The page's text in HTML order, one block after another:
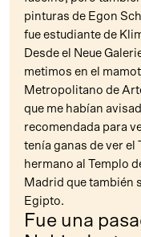
pinturas de Egon
fue estudiante de
Desde el Neue
metimos en el
Metropolitano de
que me habían
recomendada para
tenía ganas de ver el
hermano al Templo
Madrid que también
Egipto.
Fue una